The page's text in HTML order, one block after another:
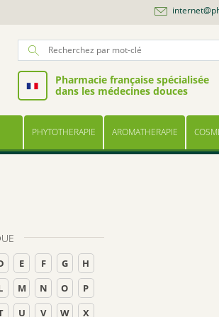
Pharmacie française spécialisée
dans les médecines douces
PHYTOTHERAPIE AROMATHERAPIE
E F G
H
M N O
P
U V W X